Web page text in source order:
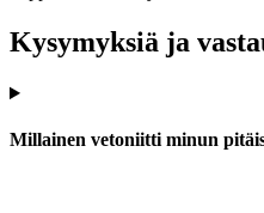
Kysymyksiä ja
Millainen vetoniitti minun